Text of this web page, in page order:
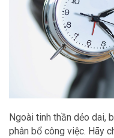
Ngoài tinh thần dẻo dai,
phân bổ công việc. Hãy